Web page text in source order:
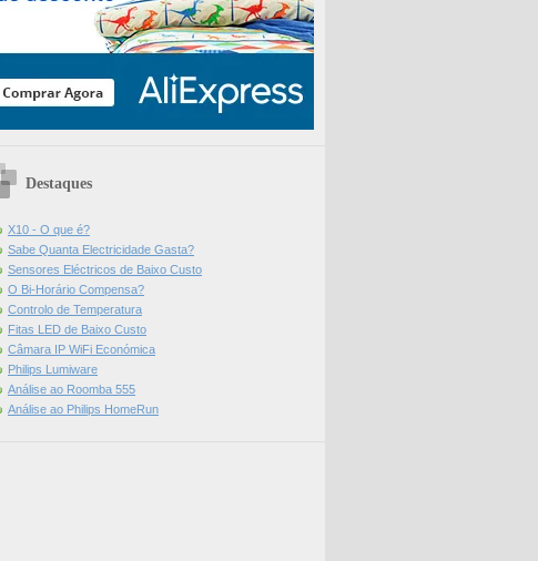
Destaques
X10 - O que é?
Sabe Quanta Electricidade Gasta?
Sensores Eléctricos de Baixo Custo
O Bi-Horário Compensa?
Controlo de Temperatura
Fitas LED de Baixo Custo
Câmara IP WiFi Económica
Philips Lumiware
Análise ao Roomba 555
Análise ao Philips HomeRun